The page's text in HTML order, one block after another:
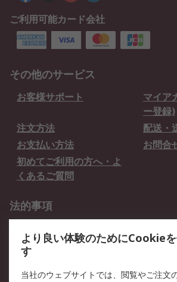
ご利用可能カード会社
その他のサービス
お客様サポート
マイア
ー登録)
注文方法
配送・
お支払い方法
お問合
初めてご利用の方へ・よ
くあるご質問
法的事項
クッキーポリシー
RSについて
より良い体験のためにCookie
す
当社のウェブサイトでは、閲覧やご注文